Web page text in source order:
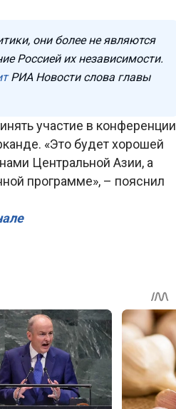
они более не являются
Россией их независимости.
РИА Новости слова главы
участие в конференции
«Это будет хорошей
Центральной Азии, а
программе», – пояснил